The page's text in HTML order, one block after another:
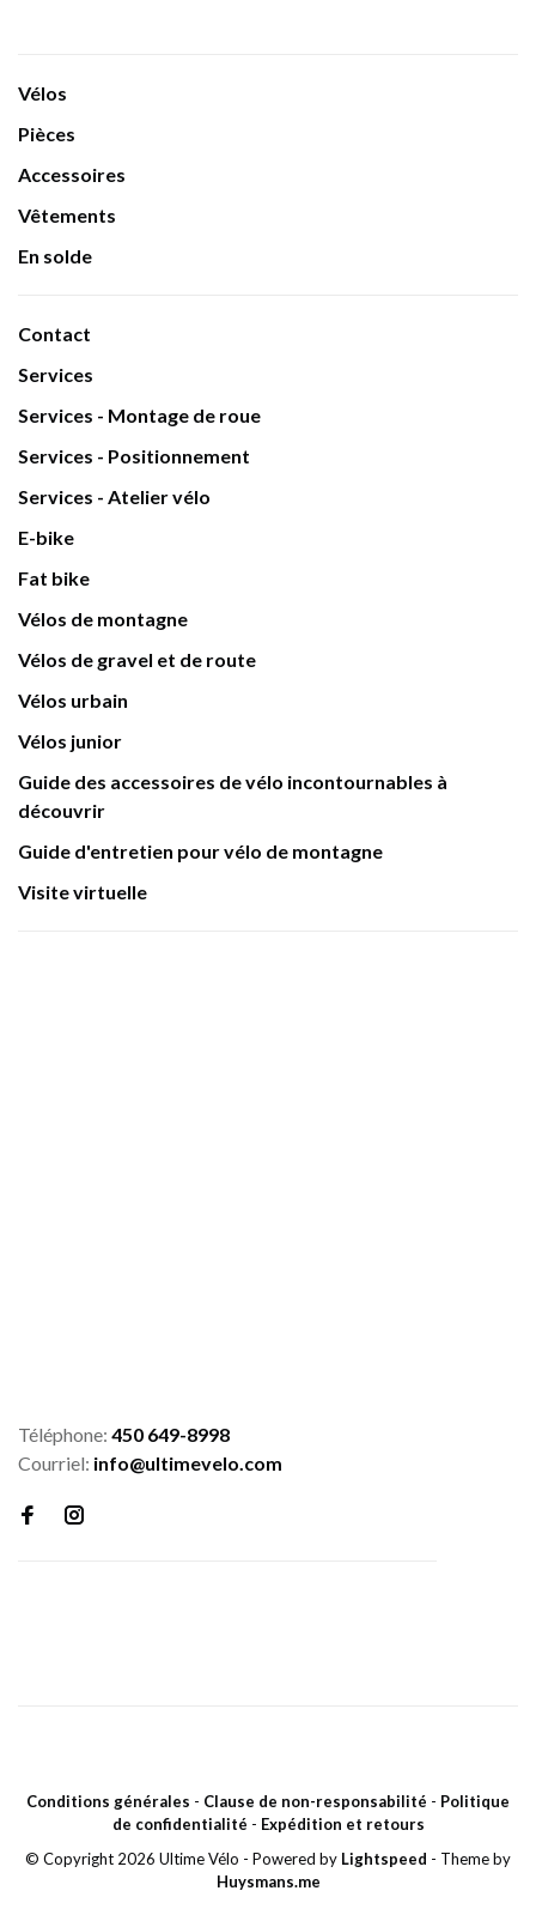
Vélos
Pièces
Accessoires
Vêtements
En solde
Contact
Services
Services - Montage de roue
Services - Positionnement
Services - Atelier vélo
E-bike
Fat bike
Vélos de montagne
Vélos de gravel et de route
Vélos urbain
Vélos junior
Guide des accessoires de vélo incontournables à
découvrir
Guide d'entretien pour vélo de montagne
Visite virtuelle
Téléphone: 450 649-8998
Courriel: info@ultimevelo.com
Conditions générales - Clause de non-responsabilité - Politique
de confidentialité - Expédition et retours
© Copyright 2026 Ultime Vélo - Powered by Lightspeed - Theme by
Huysmans.me